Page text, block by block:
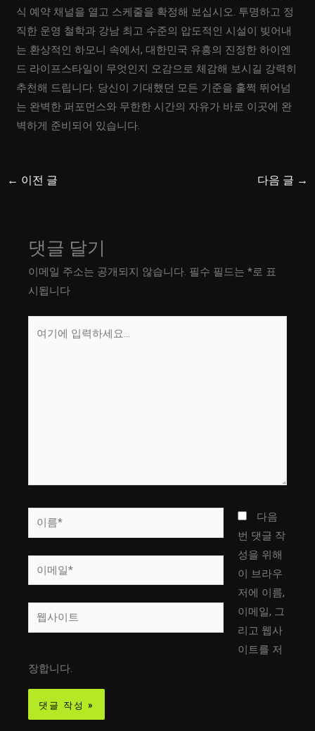
식 예약 채널을 열고 스케줄을 확정해 보십시오. 투명하고 정
직한 운영 철학과 강남 최고 수준의 압도적인 시설이 빚어내
는 환상적인 하모니 속에서, 대한민국 유흥의 진정한 하이엔
드 라이프스타일이 무엇인지 오감으로 체감해 보시길 강력히
추천해 드립니다. 당신이 기대했던 모든 기준을 훌쩍 뛰어넘
는 완벽한 퍼포먼스와 무한한 시간의 자유가 바로 이곳에 완
벽하게 준비되어 있습니다.
← 이전 글 다음 글 →
댓글 달기
이메일 주소는 공개되지 않습니다. 필수 필드는*로 표
시됩니다
름
*
메
일
웹
사
트
다음
번 댓글 작
성을 위해
이 브라우
저에 이름,
이메일, 그
리고 웹사
이트를 저
장합니다.